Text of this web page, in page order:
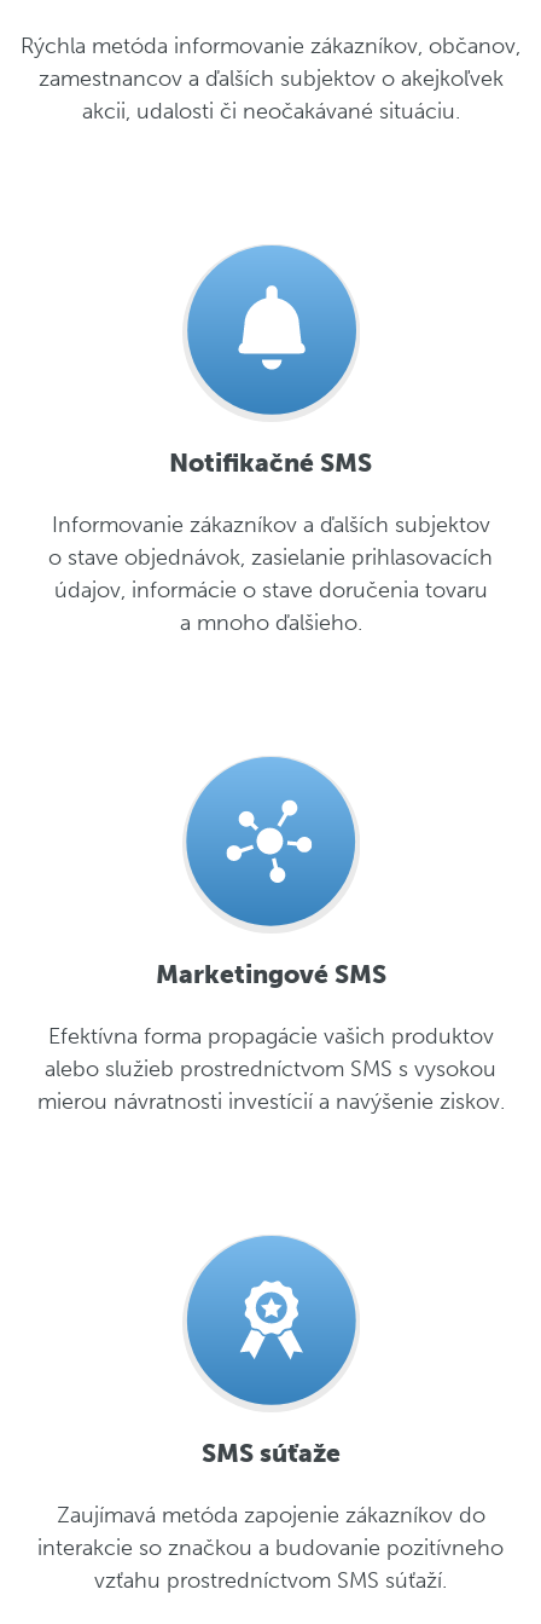
Rýchla metóda informovanie zákazníkov, občanov,
zamestnancov a ďalších subjektov o akejkoľvek
akcii, udalosti či neočakávané situáciu.
Notifikačné SMS
Informovanie zákazníkov a ďalších subjektov
o stave objednávok, zasielanie prihlasovacích
údajov, informácie o stave doručenia tovaru
a mnoho ďalšieho.
Marketingové SMS
Efektívna forma propagácie vašich produktov
alebo služieb prostredníctvom SMS s vysokou
mierou návratnosti investícií a navýšenie ziskov.
SMS súťaže
Zaujímavá metóda zapojenie zákazníkov do
interakcie so značkou a budovanie pozitívneho
vzťahu prostredníctvom SMS súťaží.